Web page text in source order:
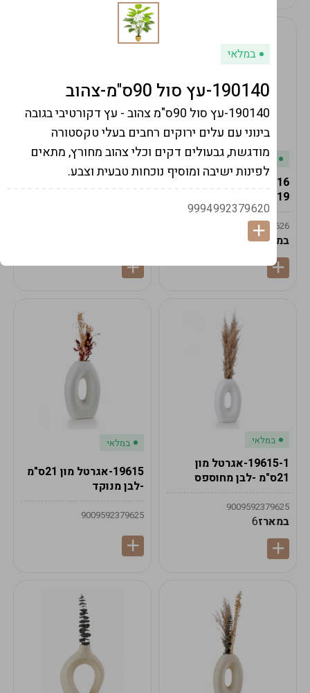
במלאי
19ס"מ -קרם
9009492379626
במארז6
במלאי
במלאי
19615-1-אגרטל מון
21ס"מ -לבן מחוספס
9009592379625
במארז6
במלאי
19615-אגרטל מון 21ס"מ
-לבן מנוקד
9009592379625
במלאי
190140-עץ סול 90ס"מ-צהוב
190140-עץ סול 90ס"מ צהוב - עץ דקורטיבי בגובה
בינוני עם עלים ירוקים רחבים בעלי טקסטורה
מודגשת, גבעולים דקים וכלי צהוב מחורץ, מתאים
לפינות ישיבה ומוסיף נוכחות טבעית וצבע.
9994992379620